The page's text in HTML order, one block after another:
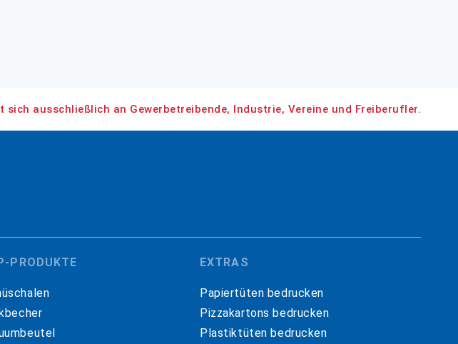
sich ausschließlich an Gewerbetreibende, Industrie, Vereine und Freiberufler.
PRODUKTE EXTRAS
Papiertüten bedrucken
Pizzakartons bedrucken
Plastiktüten bedrucken